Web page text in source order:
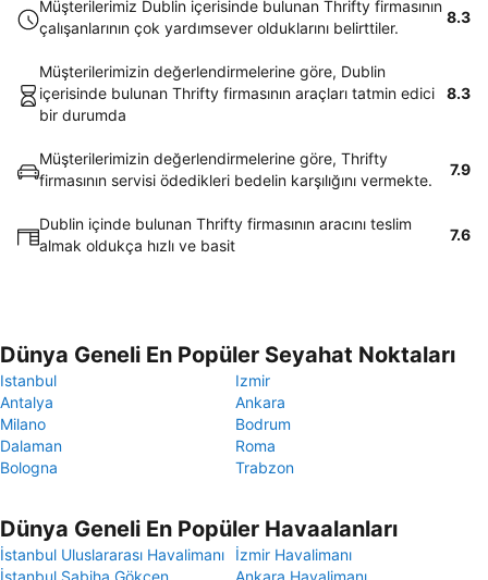
Müşterilerimiz Dublin içerisinde bulunan Thrifty firmasının
çalışanlarının çok yardımsever olduklarını belirttiler.
8.3
Müşterilerimizin değerlendirmelerine göre, Dublin
içerisinde bulunan Thrifty firmasının araçları tatmin edici
bir durumda
8.3
Müşterilerimizin değerlendirmelerine göre, Thrifty
firmasının servisi ödedikleri bedelin karşılığını vermekte.
7.9
Dublin içinde bulunan Thrifty firmasının aracını teslim
almak oldukça hızlı ve basit
7.6
Dünya Geneli En Popüler Seyahat Noktaları
Istanbul
Izmir
Antalya
Ankara
Milano
Bodrum
Dalaman
Roma
Bologna
Trabzon
Dünya Geneli En Popüler Havaalanları
İstanbul Uluslararası Havalimanı
İzmir Havalimanı
İstanbul Sabiha Gökçen
Ankara Havalimanı